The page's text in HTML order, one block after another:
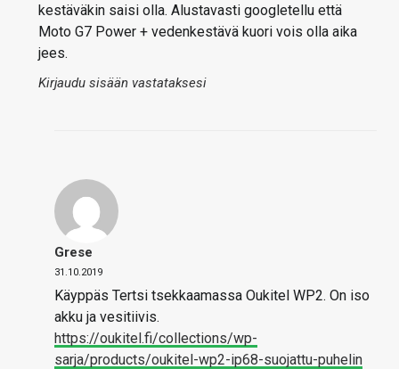
kestäväkin saisi olla. Alustavasti googletellu että
Moto G7 Power + vedenkestävä kuori vois olla aika
jees.
Kirjaudu sisään vastataksesi
Grese
31.10.2019
Käyppäs Tertsi tsekkaamassa Oukitel WP2. On iso
akku ja vesitiivis.
https://oukitel.fi/collections/wp-
sarja/products/oukitel-wp2-ip68-suojattu-puhelin